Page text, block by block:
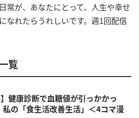
常が、あなたにとって、人生や幸せ
なれたらうれしいです。週1回配信
覧
】健康診断で血糖値が引っかかっ
の「食生活改善生活」＜4コマ漫